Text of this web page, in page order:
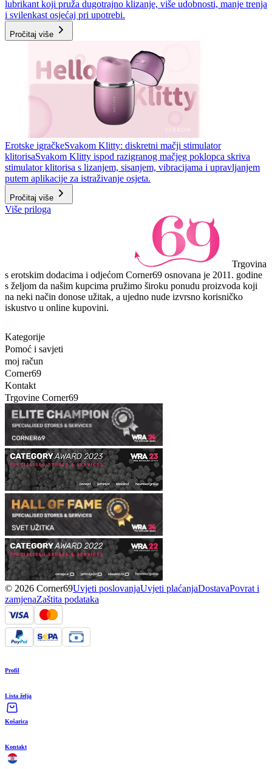
lubrikant koji pruža dugotrajno klizanje, više udobnosti, manje trenja
i svilenkast osjećaj pri upotrebi.
Pročitaj više
Erotske igračkeSvakom Klitty: diskretni mačji stimulator
klitorisaSvakom Klitty ispod razigranog mačjeg poklopca skriva
stimulator klitorisa s lizanjem, sisanjem, vibracijama i upravljanjem
putem aplikacije za istraživanje osjeta.
Pročitaj više
Više priloga
Trgovina
s erotskim dodacima i odjećom Corner69 osnovana je 2011. godine
s željom da našim kupcima pružimo široku ponudu proizvoda koji
na neki način donose užitak, a ujedno nude izvrsno korisničko
iskustvo u online kupovini.
Kategorije
Pomoć i savjeti
moj račun
Corner69
Kontakt
Trgovine Corner69
© 2026 Corner69Uvjeti poslovanjaUvjeti plaćanjaDostavaPovrat i
zamjenaZaštita podataka
Profil
Lista želja
Košarica
Kontakt